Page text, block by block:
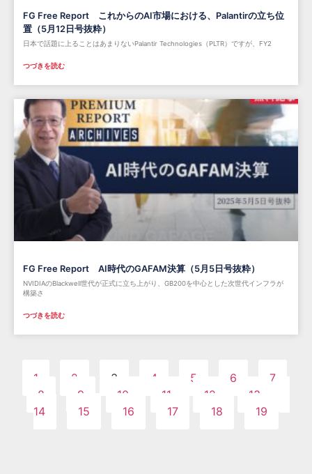
FG Free Report これからのAI市場における、Palantirの立ち位
置（5月12日号抜粋）
日本で話題に上ることはあまりないPalantir Technologies（PLTR）ですが、FY2
つづきを読む
FG Free Report AI時代のGAFAM決算（5月5日号抜粋）
NVIDIAのBlackwell世代が正式に立ち上がり、GB200を中心とした次世代インフラが
構築さ
つづきを読む
1 2 3 4 5 6
7
8
9 10 11 12
13
14
15 16 17 18 19